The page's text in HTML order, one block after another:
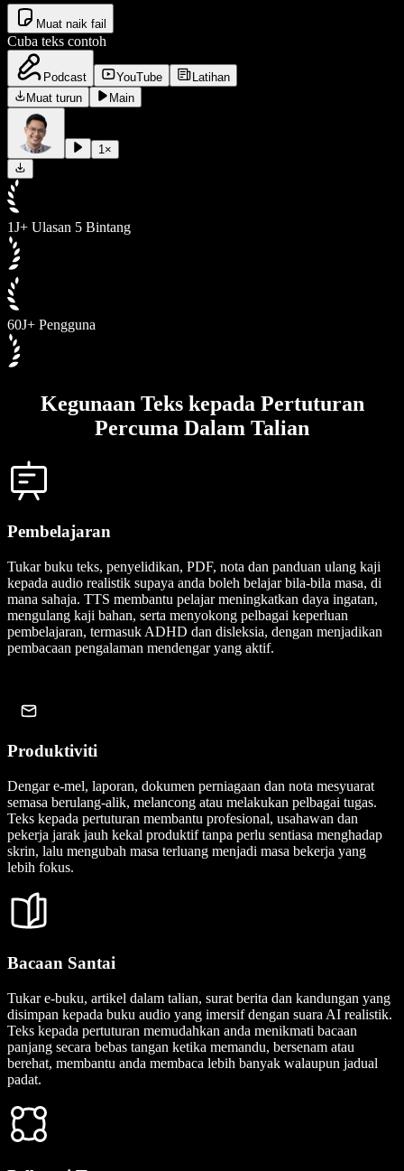
Muat naik fail
Cuba teks contoh
Podcast YouTube
Latihan
Muat turun
Main
1 ×
1J+ Ulasan 5 Bintang
60J+ Pengguna
Kegunaan Teks kepada Pertuturan
Percuma Dalam Talian
Pembelajaran
Tukar buku teks, penyelidikan, PDF, nota dan panduan ulang kaji
kepada audio realistik supaya anda boleh belajar bila-bila masa, di
mana sahaja. TTS membantu pelajar meningkatkan daya ingatan,
mengulang kaji bahan, serta menyokong pelbagai keperluan
pembelajaran, termasuk ADHD dan disleksia, dengan menjadikan
pembacaan pengalaman mendengar yang aktif.
Produktiviti
Dengar e-mel, laporan, dokumen perniagaan dan nota mesyuarat
semasa berulang-alik, melancong atau melakukan pelbagai tugas.
Teks kepada pertuturan membantu profesional, usahawan dan
pekerja jarak jauh kekal produktif tanpa perlu sentiasa menghadap
skrin, lalu mengubah masa terluang menjadi masa bekerja yang
lebih fokus.
Bacaan Santai
Tukar e-buku, artikel dalam talian, surat berita dan kandungan yang
disimpan kepada buku audio yang imersif dengan suara AI realistik.
Teks kepada pertuturan memudahkan anda menikmati bacaan
panjang secara bebas tangan ketika memandu, bersenam atau
berehat, membantu anda membaca lebih banyak walaupun jadual
padat.